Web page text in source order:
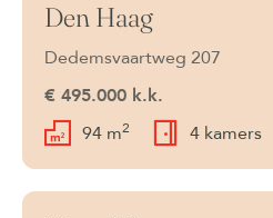
Beschikbaar
Den Haag
Dedemsvaartweg 207
€ 495.000 k.k.
94 m2 4 kamers